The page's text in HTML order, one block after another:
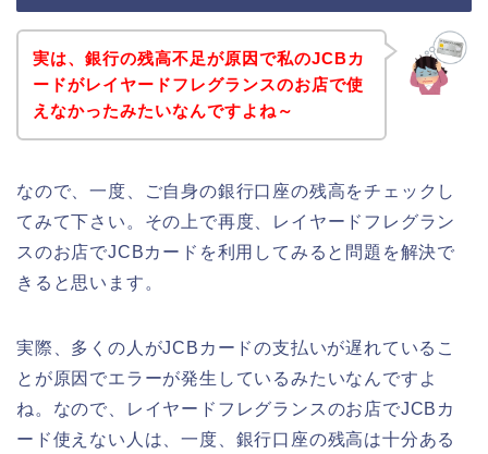
実は、銀行の残高不足が原因で私のJCBカ
ードがレイヤードフレグランスのお店で使
えなかったみたいなんですよね～
なので、一度、ご自身の銀行口座の残高をチェックし
てみて下さい。その上で再度、レイヤードフレグラン
スのお店でJCBカードを利用してみると問題を解決で
きると思います。
実際、多くの人がJCBカードの支払いが遅れているこ
とが原因でエラーが発生しているみたいなんですよ
ね。なので、レイヤードフレグランスのお店でJCBカ
ード使えない人は、一度、銀行口座の残高は十分ある